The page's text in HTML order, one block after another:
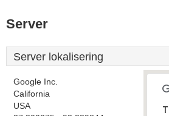
Server
Server lokalisering
Google Inc.
California
USA